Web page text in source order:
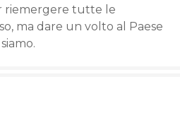
riemergere tutte le
ma dare un volto al Paese